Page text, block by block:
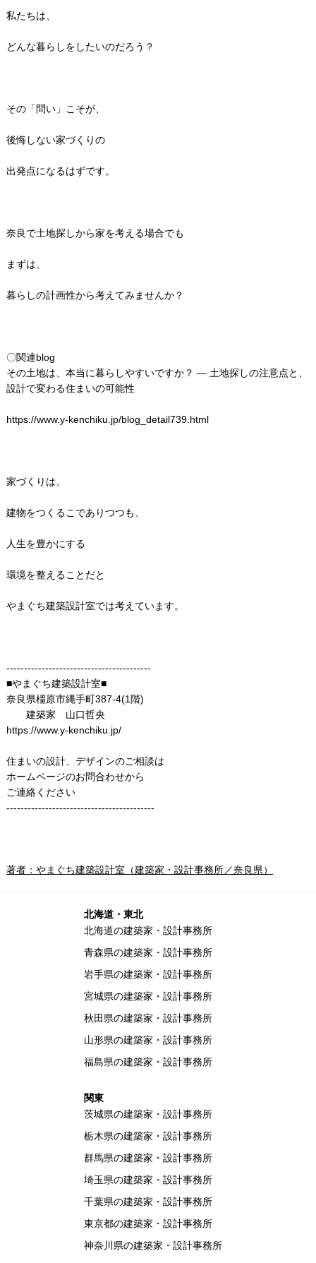
私たちは、
どんな暮らしをしたいのだろう？
その「問い」こそが、
後悔しない家づくりの
出発点になるはずです。
奈良で土地探しから家を考える場合でも
まずは、
暮らしの計画性から考えてみませんか？
〇関連blog
その土地は、本当に暮らしやすいですか？ ― 土地探しの注意点と、
設計で変わる住まいの可能性
https://www.y-kenchiku.jp/blog_detail739.html
家づくりは、
建物をつくるこでありつつも、
人生を豊かにする
環境を整えることだと
やまぐち建築設計室では考えています。
‐----------------------------------------
■やまぐち建築設計室■
奈良県橿原市縄手町387-4(1階)
建築家 山口哲央
https://www.y-kenchiku.jp/
住まいの設計、デザインのご相談は
ホームページのお問合わせから
ご連絡ください
------------‐-----------------------------
著者：やまぐち建築設計室（建築家・設計事務所／奈良県）
北海道・東北
北海道の建築家・設計事務所
青森県の建築家・設計事務所
岩手県の建築家・設計事務所
宮城県の建築家・設計事務所
秋田県の建築家・設計事務所
山形県の建築家・設計事務所
福島県の建築家・設計事務所
関東
茨城県の建築家・設計事務所
栃木県の建築家・設計事務所
群馬県の建築家・設計事務所
埼玉県の建築家・設計事務所
千葉県の建築家・設計事務所
東京都の建築家・設計事務所
神奈川県の建築家・設計事務所